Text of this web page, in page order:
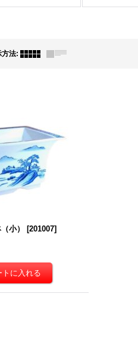
方法:
小） [201007]